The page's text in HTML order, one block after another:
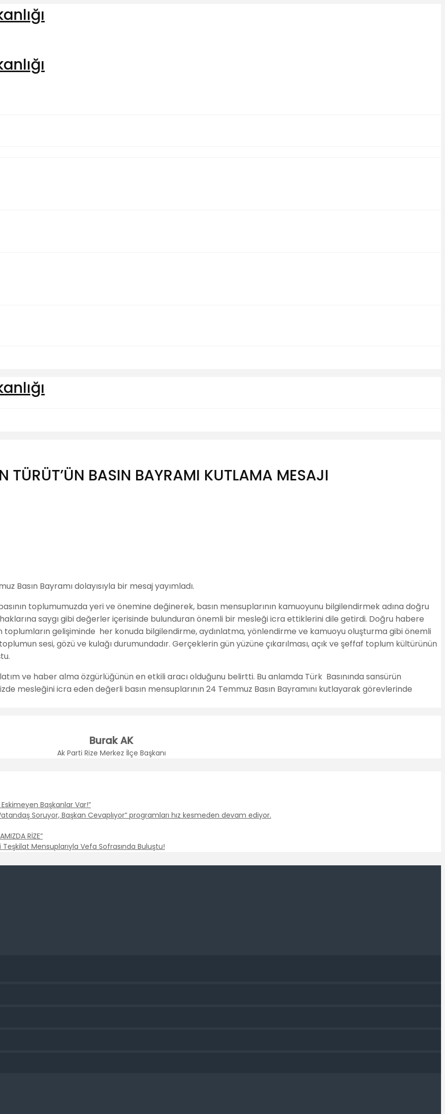
TÜRÜT’ÜN BASIN BAYRAMI KUTLAMA MESAJI
Basın Bayramı dolayısıyla bir mesaj yayımladı.
toplumumuzda yeri ve önemine değinerek, basın mensuplarının kamuoyunu bilgilendirmek adına doğru
saygı gibi değerler içerisinde bulunduran önemli bir mesleği icra ettiklerini dile getirdi. Doğru habere
toplumların gelişiminde her konuda bilgilendirme, aydınlatma, yönlendirme ve kamuoyu oluşturma gibi önemli
sesi, gözü ve kulağı durumundadır. Gerçeklerin gün yüzüne çıkarılması, açık ve şeffaf toplum kültürünün
ve haber alma özgürlüğünün en etkili aracı olduğunu belirtti. Bu anlamda Türk Basınında sansürün
mesleğini icra eden değerli basın mensuplarının 24 Temmuz Basın Bayramını kutlayarak görevlerinde
Burak AK
Ak Parti Rize Merkez İlçe Başkanı
Başkanlar Var!”
Soruyor, Başkan Cevaplıyor” programları hız kesmeden devam ediyor.
RİZE”
Mensuplarıyla Vefa Sofrasında Buluştu!